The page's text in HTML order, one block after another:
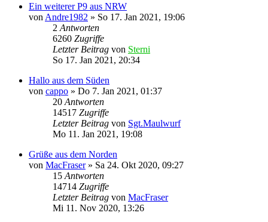
Ein weiterer P9 aus NRW
von Andre1982 » So 17. Jan 2021, 19:06
2 Antworten
6260 Zugriffe
Letzter Beitrag von Sterni
So 17. Jan 2021, 20:34
Hallo aus dem Süden
von cappo » Do 7. Jan 2021, 01:37
20 Antworten
14517 Zugriffe
Letzter Beitrag von Sgt.Maulwurf
Mo 11. Jan 2021, 19:08
Grüße aus dem Norden
von MacFraser» Sa 24. Okt 2020, 09:27
15 Antworten
14714 Zugriffe
Letzter Beitrag von MacFraser
Mi 11. Nov 2020, 13:26